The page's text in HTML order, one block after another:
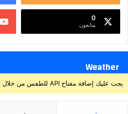
0
متابعون
Weather
يجب عليك إضافة مفتاح API للطقس من خلال صفحة إعدادات القالب > الدمج.